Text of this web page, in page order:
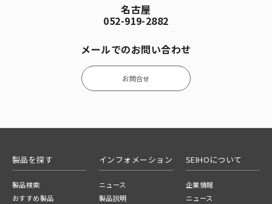
名古屋
052-919-2882
メールでのお問い合わせ
お問合せ
製品を探す
製品検索
おすすめ製品
インフォメーション
ニュース
製品説明
SEIHOについて
企業情報
ニュース